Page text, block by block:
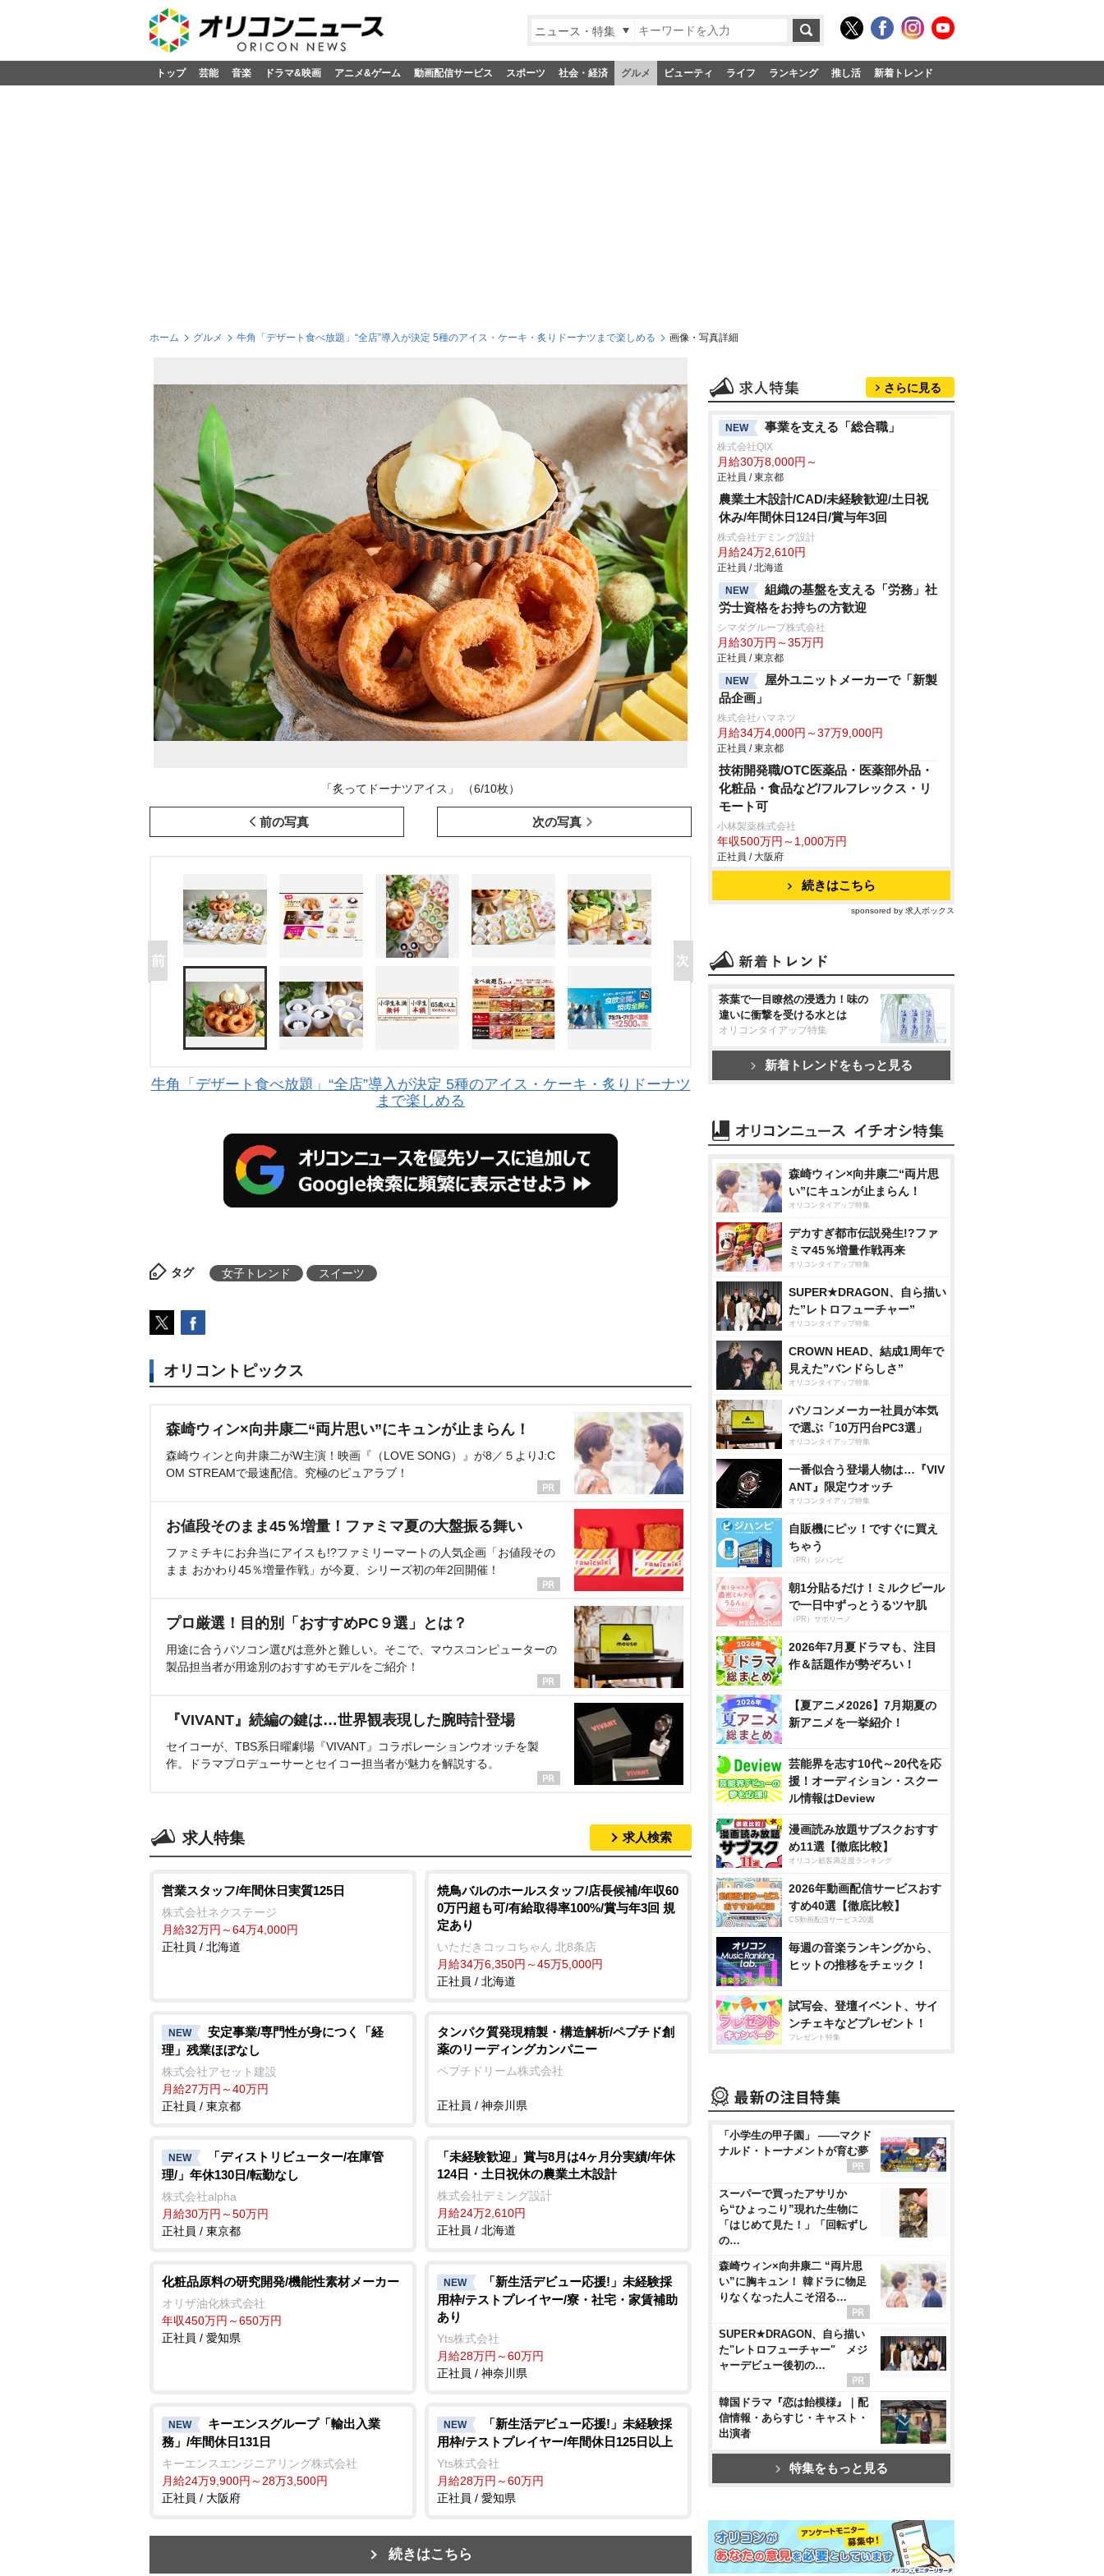
ニュース・特集
トップ 芸能 音楽 ドラマ&映画 アニメ&ゲーム 動画配信サービス スポーツ 社会・経済 グルメ ビューティ ライフ ランキング 推し活 新着トレンド
ホーム グルメ 牛角「デザート食べ放題」“全店”導入が決定 5種のアイス・ケーキ・炙りドーナツまで楽しめる 画像・写真詳細
「炙ってドーナツアイス」 （6/10枚）
前の写真 次の写真
牛角「デザート食べ放題」“全店”導入が決定 5種のアイス・ケーキ・炙りドーナツ
まで楽しめる
タグ 女子トレンド スイーツ
オリコントピックス
森崎ウィン×向井康二“両片思い”にキュンが止まらん！
森崎ウィンと向井康二がW主演！映画『（LOVE SONG）』が8／５よりJ:C
OM STREAMで最速配信。究極のピュアラブ！
お値段そのまま45％増量！ファミマ夏の大盤振る舞い
ファミチキにお弁当にアイスも!?ファミリーマートの人気企画「お値段その
まま おかわり45％増量作戦」が今夏、シリーズ初の年2回開催！
プロ厳選！目的別「おすすめPC９選」とは？
用途に合うパソコン選びは意外と難しい。そこで、マウスコンピューターの
製品担当者が用途別のおすすめモデルをご紹介！
『VIVANT』続編の鍵は…世界観表現した腕時計登場
セイコーが、TBS系日曜劇場『VIVANT』コラボレーションウオッチを製
作。ドラマプロデューサーとセイコー担当者が魅力を解説する。
求人特集 求人検索
営業スタッフ/年間休日実質125日
株式会社ネクステージ
月給32万円～64万4,000円
正社員 / 北海道
焼鳥バルのホールスタッフ/店長候補/年収60
0万円超も可/有給取得率100%/賞与年3回 規
定あり
いただきコッコちゃん 北8条店
月給34万6,350円～45万5,000円
正社員 / 北海道
NEW
安定事業/専門性が身につく「経
理」残業ほぼなし
株式会社アセット建設
月給27万円～40万円
正社員 / 東京都
タンパク質発現精製・構造解析/ペプチド創
薬のリーディングカンパニー
ペプチドリーム株式会社
正社員 / 神奈川県
NEW
「ディストリビューター/在庫管
理/」年休130日/転勤なし
株式会社alpha
月給30万円～50万円
正社員 / 東京都
「未経験歓迎」賞与8月は4ヶ月分実績/年休
124日・土日祝休の農業土木設計
株式会社デミング設計
月給24万2,610円
正社員 / 北海道
化粧品原料の研究開発/機能性素材メーカー
オリザ油化株式会社
年収450万円～650万円
正社員 / 愛知県
NEW
「新生活デビュー応援!」未経験採
用枠/テストプレイヤー/寮・社宅・家賃補助
あり
Yts株式会社
月給28万円～60万円
正社員 / 神奈川県
NEW
キーエンスグループ「輸出入業
務」/年間休日131日
キーエンスエンジニアリング株式会社
月給24万9,900円～28万3,500円
正社員 / 大阪府
NEW
「新生活デビュー応援!」未経験採
用枠/テストプレイヤー/年間休日125日以上
Yts株式会社
月給28万円～60万円
正社員 / 愛知県
続きはこちら
さらに見る
NEW 事業を支える「総合職」
株式会社QIX
月給30万8,000円～
正社員 / 東京都
農業土木設計/CAD/未経験歓迎/土日祝
休み/年間休日124日/賞与年3回
株式会社デミング設計
月給24万2,610円
正社員 / 北海道
NEW
組織の基盤を支える「労務」社
労士資格をお持ちの方歓迎
シマダグループ株式会社
月給30万円～35万円
正社員 / 東京都
NEW
屋外ユニットメーカーで「新製
品企画」
株式会社ハマネツ
月給34万4,000円～37万9,000円
正社員 / 東京都
技術開発職/OTC医薬品・医薬部外品・
化粧品・食品など/フルフレックス・リ
モート可
小林製薬株式会社
年収500万円～1,000万円
正社員 / 大阪府
続きはこちら
sponsored by 求人ボックス
茶葉で一目瞭然の浸透力！味の
違いに衝撃を受ける水とは
オリコンタイアップ特集
新着トレンドをもっと見る
森崎ウィン×向井康二“両片思
い”にキュンが止まらん！
オリコンタイアップ特集
デカすぎ都市伝説発生!?ファ
ミマ45％増量作戦再来
オリコンタイアップ特集
SUPER★DRAGON、自ら描い
た”レトロフューチャー”
オリコンタイアップ特集
CROWN HEAD、結成1周年で
見えた”バンドらしさ”
オリコンタイアップ特集
パソコンメーカー社員が本気
で選ぶ「10万円台PC3選」
オリコンタイアップ特集
一番似合う登場人物は…『VIV
ANT』限定ウオッチ
オリコンタイアップ特集
自販機にピッ！ですぐに買え
ちゃう
（PR）ジハンピ
朝1分貼るだけ！ミルクピール
で一日中ずっとうるツヤ肌
（PR）サボリーノ
2026年7月夏ドラマも、注目
作＆話題作が勢ぞろい！
【夏アニメ2026】7月期夏の
新アニメを一挙紹介！
芸能界を志す10代～20代を応
援！オーディション・スクー
ル情報はDeview
漫画読み放題サブスクおすす
め11選【徹底比較】
オリコン顧客満足度ランキング
2026年動画配信サービスおす
すめ40選【徹底比較】
CS動画配信サービス20選
毎週の音楽ランキングから、
ヒットの推移をチェック！
試写会、登壇イベント、サイ
ンチェキなどプレゼント！
プレゼント特集
「小学生の甲子園」 ――マクド
ナルド・トーナメントが育む夢
スーパーで買ったアサリか
ら“ひょっこり”現れた生物に
「はじめて見た！」「回転ずし
の…
森崎ウィン×向井康二 “両片思
い”に胸キュン！ 韓ドラに物足
りなくなった人こそ沼る…
SUPER★DRAGON、自ら描い
た"レトロフューチャー" メジ
ャーデビュー後初の…
韓国ドラマ『恋は飴模様』｜配
信情報・あらすじ・キャスト・
出演者
特集をもっと見る